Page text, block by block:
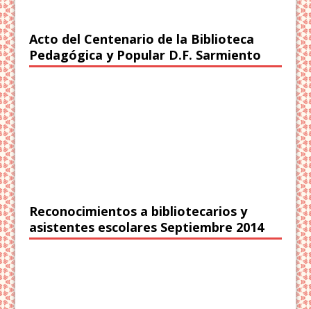
Acto del Centenario de la Biblioteca
Pedagógica y Popular D.F. Sarmiento
Reconocimientos a bibliotecarios y
asistentes escolares Septiembre 2014